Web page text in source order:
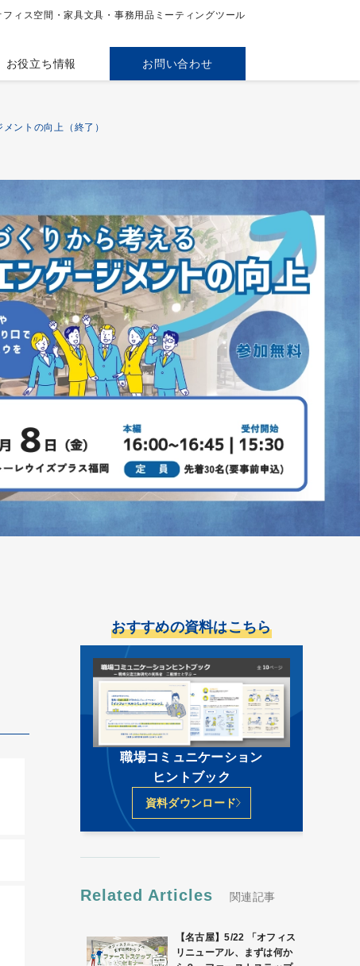
フィス空間・家具文具・事務用品 ミーティングツール
お役立ち情報 お問い合わせ
ントの向上（終了）
おすすめの資料はこちら
職場コミュニケーション
ヒントブック
資料ダウンロード
Related Articles 関連記事
【名古屋】5/22 「オフィス
リニューアル、まずは何か